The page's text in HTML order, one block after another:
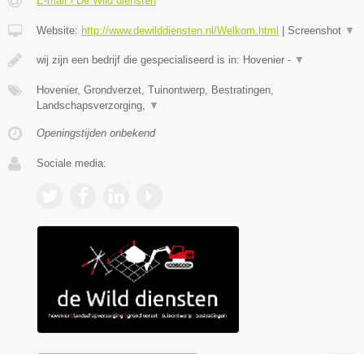
Website: http://www.dewilddiensten.nl/Welkom.html Screenshot ▼
wij zijn een bedrijf die gespecialiseerd is in: Hovenier - ▼
Hovenier, Grondverzet, Tuinontwerp, Bestratingen,
Landschapsverzorging,
▼
Openingstijden onbekend
Sociale media: